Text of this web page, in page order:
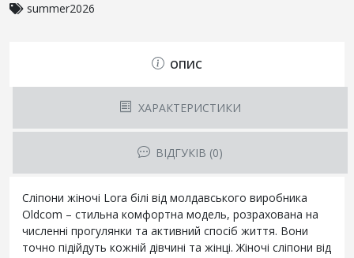
summer2026
ОПИС
ХАРАКТЕРИСТИКИ
ВІДГУКІВ (0)
Сліпони жіночі Lora білі від молдавського виробника
Oldcom – стильна комфортна модель, розрахована на
численні прогулянки та активний спосіб життя. Вони
точно підійдуть кожній дівчині та жінці. Жіночі сліпони від